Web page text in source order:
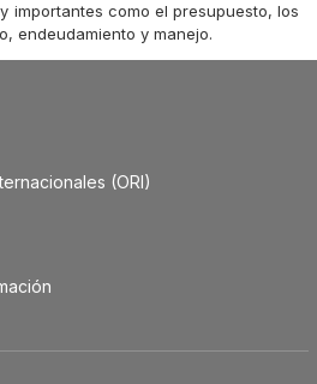
importantes como el presupuesto, los
endeudamiento y manejo.
(ORI)